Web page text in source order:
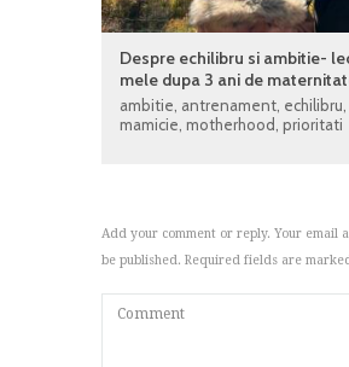
Despre echilibru si ambitie-
mele dupa 3 ani de
ambitie antrenament echilibru
mamicie motherhood prioritati
Add your comment or reply. Your email
be published. Required fields are